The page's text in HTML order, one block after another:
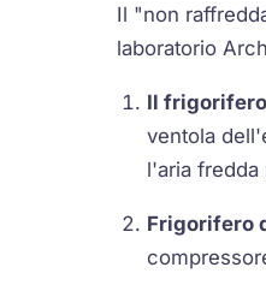
Il "non
laboratorio
Il
ventola
l'aria fredda
Frigorifero